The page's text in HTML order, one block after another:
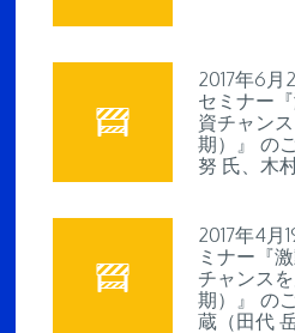
2017年6月
セミナー
資チャン
期）』 の
努 氏、木
2017年4月
ミナー『
チャンス
期）』 の
蔵（田代